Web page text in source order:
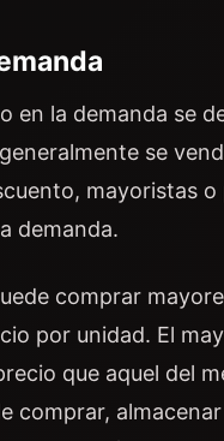
en la demanda se
se
mayoristas
demanda.
comprar
por unidad. El
que aquel del
comprar,